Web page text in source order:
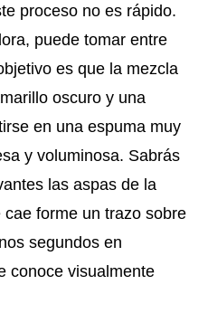
proceso no es rápido.
puede tomar entre
es que la mezcla
oscuro y una
en una espuma muy
y voluminosa. Sabrás
las aspas de la
forme un trazo sobre
segundos en
conoce visualmente